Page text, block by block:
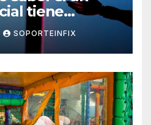
tiene
SOPORTEINFIX